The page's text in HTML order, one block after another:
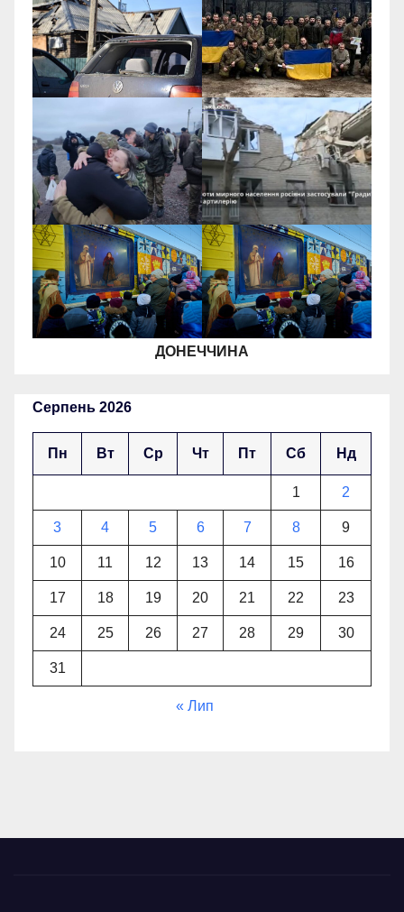
ДОНЕЧЧИНА
Серпень 2026
Пн Вт Ср Чт Пт Сб Нд
1 2
3 4 5 6 7 8 9
10 11 12 13 14 15 16
17 18 19 20 21 22 23
24 25 26 27 28 29 30
31
« Лип